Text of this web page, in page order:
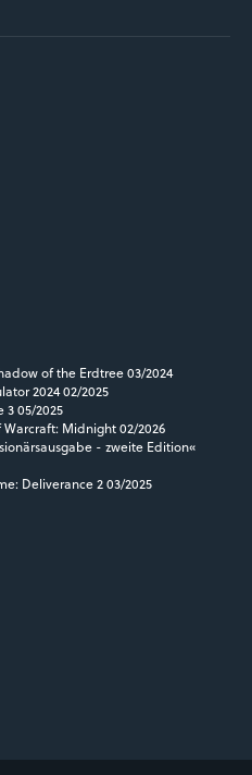
of the Erdtree 03/2024
2024 02/2025
05/2025
Midnight 02/2026
- zweite Edition«
Deliverance 2 03/2025